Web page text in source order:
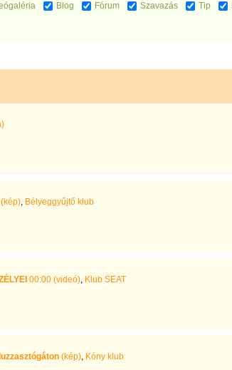
Blog Fórum Szavazás Tip
(kép), Bélyeggyűjtő klub
00:00 (videó), Klub SEAT
(kép), Kóny klub